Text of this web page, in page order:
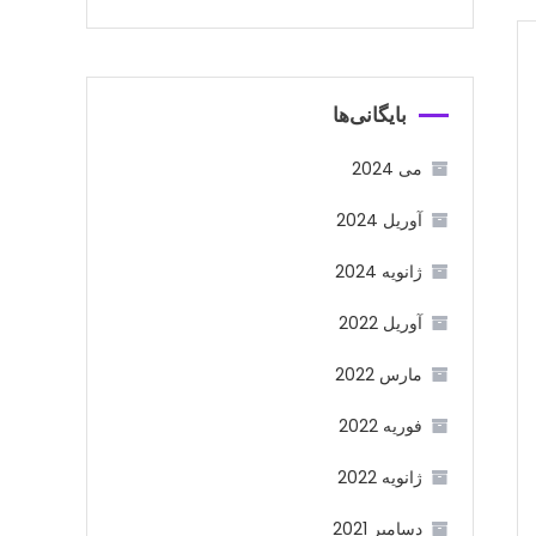
بایگانی‌ها
می 2024
آوریل 2024
ژانویه 2024
آوریل 2022
مارس 2022
فوریه 2022
ژانویه 2022
دسامبر 2021